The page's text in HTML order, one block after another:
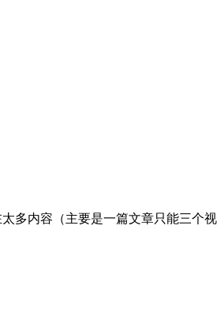
多内容（主要是一篇文章只能三个